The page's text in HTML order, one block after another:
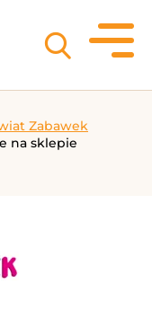
Zabawek
na sklepie